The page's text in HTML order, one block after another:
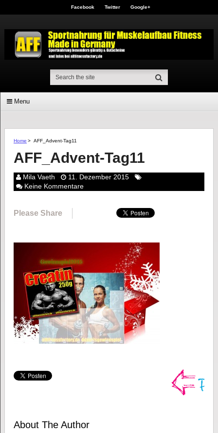
Facebook Twitter Google+
Menu
Home > AFF_Advent-Tag11
AFF_Advent-Tag11
Mila Vaeth
11. Dezember 2015
Keine Kommentare
Please Share
About The Author